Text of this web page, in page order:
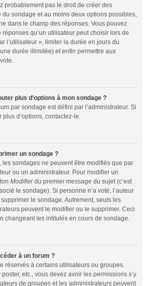
probablement pas le droit de créer des
du sondage et au moins deux options possibles,
dans le champ des réponses. Vous pouvez
qu’un utilisateur peut choisir lors de
l’utilisateur », limiter la durée en jours du
durée illimitée) et enfin permettre aux
plus d’options à mon sondage ?
par sondage est défini par l’administrateur. Si
d’options, contactez-le.
un sondage ?
sondages ne peuvent être modifiés que par
ou un administrateur. Pour modifier un
Modifierdu premier message du sujet (c’est
le sondage). Si personne n’a voté, l’auteur
le sondage. Autrement, seuls les
peuvent le modifier ou le supprimer. Ceci
changeant les intitulés en cours de sondage.
à un forum ?
réservés à certains utilisateurs ou groupes.
etc., vous devez avoir les permissions s’y
de groupes et les administrateurs peuvent